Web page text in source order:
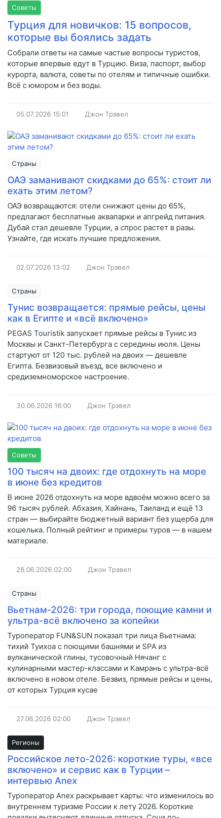
Советы
Турция для новичков: 15 вопросов,
которые вы боялись задать
Собрали ответы на самые частые вопросы туристов,
которые впервые едут в Турцию. Виза, паспорт, выбор
курорта, валюта, советы по отелям и типичные ошибки.
Всё с юмором и без воды.
05.07.2026 15:01 Джон Трэвел
Страны
ОАЭ заманивают скидками до 65%: стоит ли
ехать этим летом?
ОАЭ возвращаются: отели снижают цены до 65%,
предлагают бесплатные аквапарки и апгрейд питания.
Дубай стал дешевле Турции, а спрос растет в разы.
Узнайте, где искать лучшие предложения.
02.07.2026 13:02 Джон Трэвел
Страны
Тунис возвращается: прямые рейсы, цены
как в Египте и «всё включено»
PEGAS Touristik запускает прямые рейсы в Тунис из
Москвы и Санкт-Петербурга с середины июля. Цены
стартуют от 120 тыс. рублей на двоих — дешевле
Египта. Безвизовый въезд, все включено и
средиземноморское настроение.
30.06.2026 16:00 Джон Трэвел
Советы
100 тысяч на двоих: где отдохнуть на море
в июне без кредитов
В июне 2026 отдохнуть на море вдвоём можно всего за
96 тысяч рублей. Абхазия, Хайнань, Таиланд и ещё 13
стран — выбирайте бюджетный вариант без ущерба для
кошелька. Полный рейтинг и примеры туров — в нашем
материале.
28.06.2026 02:00 Джон Трэвел
Страны
Вьетнам-2026: три города, поющие камни и
ультра-всё включено за копейки
Туроператор FUN&SUN показал три лица Вьетнама:
тихий Туихоа с поющими башнями и SPA из
вулканической глины, тусовочный Нячанг с
кулинарными мастер-классами и Камрань с ультра-всё
включено в новом отеле. Безвиз, прямые рейсы и цены,
от которых Турция кусае
27.06.2026 02:00 Джон Трэвел
Регионы
Российское лето-2026: короткие туры, «все
включено» и сервис как в Турции –
интервью Anex
Туроператор Anex раскрывает карты: что изменилось во
внутреннем туризме России к лету 2026. Короткие